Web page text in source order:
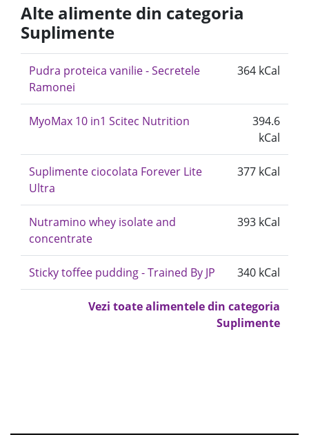
Alte alimente din categoria
Suplimente
Pudra proteica vanilie - Secretele
Ramonei
364 kCal
MyoMax 10 in1 Scitec Nutrition
394.6
kCal
Suplimente ciocolata Forever Lite
Ultra
377 kCal
Nutramino whey isolate and
concentrate
393 kCal
Sticky toffee pudding - Trained By JP 340 kCal
Vezi toate alimentele din categoria
Suplimente